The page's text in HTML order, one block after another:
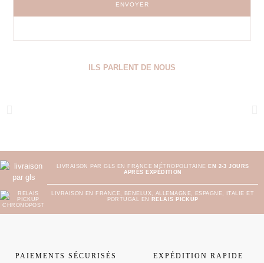
ENVOYER
ILS PARLENT DE NOUS
LIVRAISON PAR GLS EN FRANCE MÉTROPOLITAINE EN 2-3 JOURS
APRÈS EXPÉDITION
LIVRAISON EN FRANCE, BENELUX, ALLEMAGNE, ESPAGNE, ITALIE ET
PORTUGAL EN
RELAIS PICKUP
PAIEMENTS SÉCURISÉS EXPÉDITION RAPIDE